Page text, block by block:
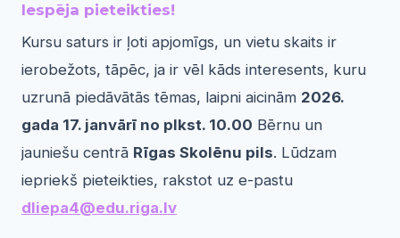
Iespēja pieteikties!
Kursu saturs ir ļoti apjomīgs, un vietu skaits ir
ierobežots, tāpēc, ja ir vēl kāds interesents, kuru
uzrunā piedāvātās tēmas, laipni aicinām 2026.
gada 17. janvārī no plkst. 10.00 Bērnu un
jauniešu centrā Rīgas Skolēnu pils. Lūdzam
iepriekš pieteikties, rakstot uz e-pastu
dliepa4@edu.riga.lv